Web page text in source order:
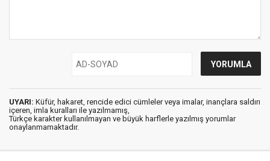
UYARI: Küfür, hakaret, rencide edici cümleler veya imalar, inançlara saldırı
içeren, imla kuralları ile yazılmamış,
Türkçe karakter kullanılmayan ve büyük harflerle yazılmış yorumlar
onaylanmamaktadır.